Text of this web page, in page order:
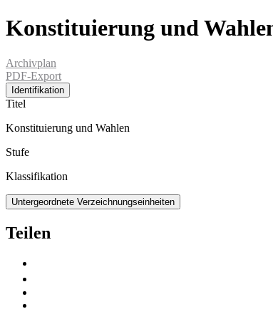
Konstituierung und
Archivplan
PDF-Export
Identifikation
Titel
Konstituierung und Wahlen
Stufe
Klassifikation
Untergeordnete Verzeichnungseinheiten
Teilen